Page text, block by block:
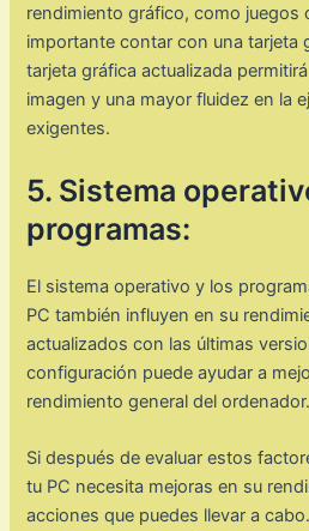
rendimiento gráfico, como juegos
importante contar con una tarjeta
tarjeta gráfica actualizada
imagen y una mayor fluidez en la
exigentes.
5. Sistema
programas:
El sistema operativo y los
PC también influyen en su
actualizados con las últimas
configuración puede ayudar a
rendimiento general del ordenador.
Si después de evaluar estos
tu PC necesita mejoras en su
acciones que puedes llevar a